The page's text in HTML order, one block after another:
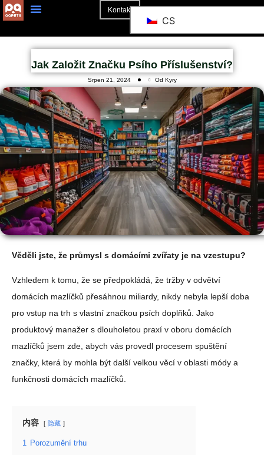
Kontakt
CS
Jak Založit Značku Psího Příslušenství?
Srpen 21, 2024 Od Kyry
Věděli jste, že průmysl s domácími zvířaty je na vzestupu?
Vzhledem k tomu, že se předpokládá, že tržby v odvětví
domácích mazlíčků přesáhnou miliardy, nikdy nebyla lepší doba
pro vstup na trh s vlastní značkou psích doplňků. Jako
produktový manažer s dlouholetou praxí v oboru domácích
mazlíčků jsem zde, abych vás provedl procesem spuštění
značky, která by mohla být další velkou věcí v oblasti módy a
funkčnosti domácích mazlíčků.
内容 隐藏
1 Porozumění trhu